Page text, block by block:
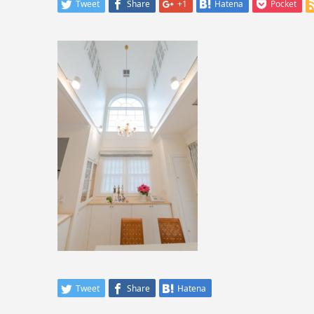
Tweet Share +1 Hatena Pocket
Tweet Share Hatena